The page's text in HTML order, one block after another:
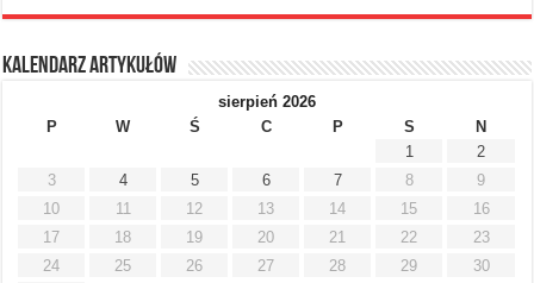
Kalendarz artykułów
sierpień 2026
P
W Ś C P S
N
1
2
3
4 5 6 7 8
9
10
11 12 13 14 15
16
17
18 19 20 21 22
23
24
25 26 27 28 29
30